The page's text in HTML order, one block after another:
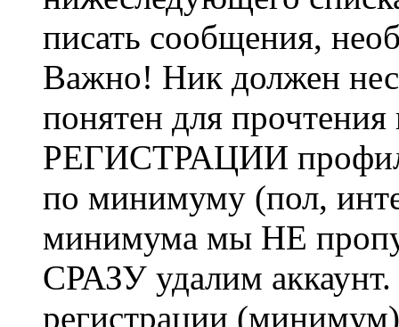
писать сообщения,
Важно! Ник должен
понятен для
РЕГИСТРАЦИИ профиль
по минимуму (пол,
минимума мы НЕ
СРАЗУ удалим
регистрации